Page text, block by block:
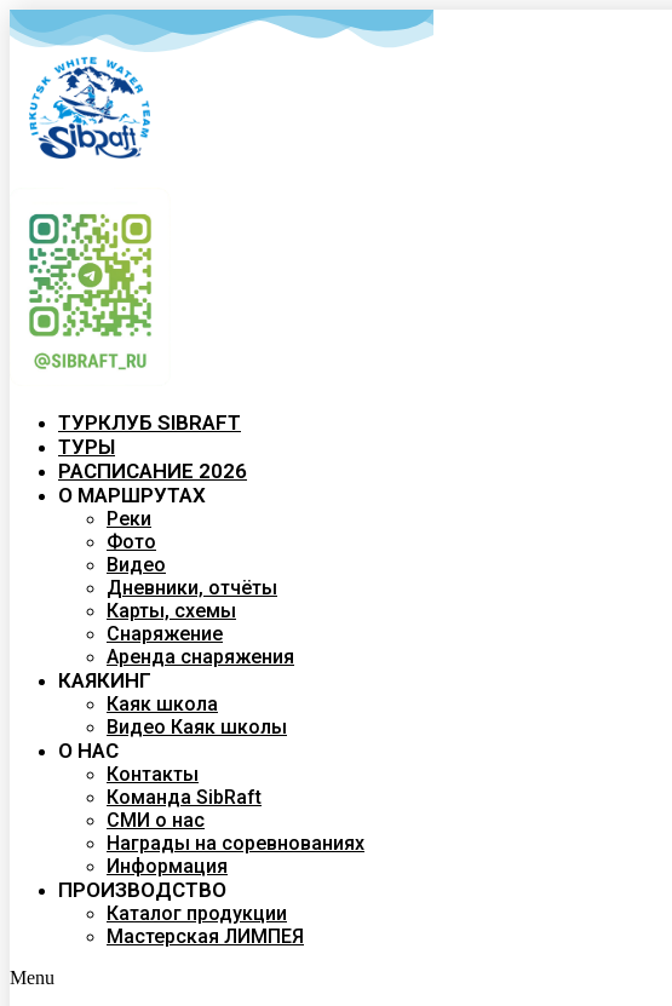
ТУРКЛУБ SIBRAFT
ТУРЫ
РАСПИСАНИЕ 2026
О МАРШРУТАХ
Реки
Фото
Видео
Дневники, отчёты
Карты, схемы
Снаряжение
Аренда снаряжения
КАЯКИНГ
Каяк школа
Видео Каяк школы
О НАС
Контакты
Команда SibRaft
СМИ о нас
Награды на соревнованиях
Информация
ПРОИЗВОДСТВО
Каталог продукции
Мастерская ЛИМПЕЯ
Menu